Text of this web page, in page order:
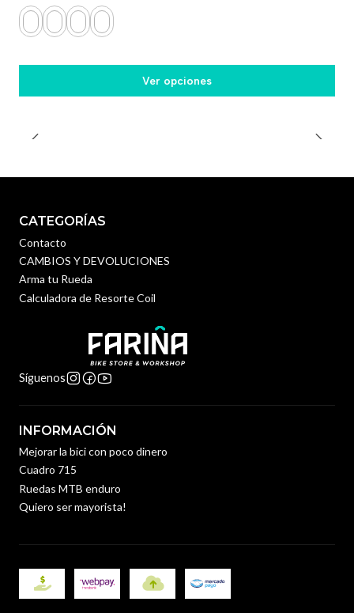
Ver opciones
CATEGORÍAS
Contacto
CAMBIOS Y DEVOLUCIONES
Arma tu Rueda
Calculadora de Resorte Coil
Síguenos
INFORMACIÓN
Mejorar la bici con poco dinero
Cuadro 715
Ruedas MTB enduro
Quiero ser mayorista!